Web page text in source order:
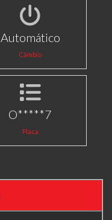
Automático
Câmbio
O*****7
Placa